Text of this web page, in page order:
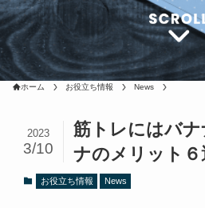
ホーム お役立ち情報 News
筋トレにはバ
ナのメリット６
2023
3/10
お役立ち情報 News